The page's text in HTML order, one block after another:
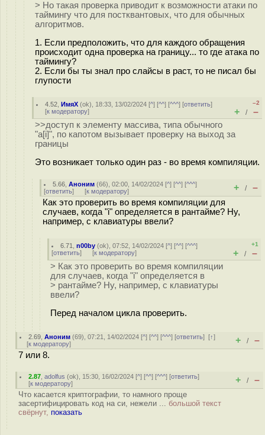
> Но такая проверка приводит к возможности атаки по
таймингу что для постквантовых, что для обычных
алгоритмов.
1. Если предположить, что для каждого обращения
происходит одна проверка на границу... то где атака по
таймингу?
2. Если бы ты знал про слайсы в раст, то не писал бы
глупости
4.52 ,ИмяХ (ok), 18:33, 13/02/2024 [^] [^^] [^^^] [ответить]
[к модератору]
–2
+ / –
>>доступ к элементу массива, типа обычного
"a[i]", по капотом вызывает проверку на выход за
границы
Это возникает только один раз - во время компиляции.
5.66 ,Аноним (66), 02:00, 14/02/2024 [^] [^^] [^^^]
[ответить] [к модератору] + / –
Как это проверить во время компиляции для
случаев, когда "i" определяется в рантайме? Ну,
например, с клавиатуры ввели?
6.71 ,n00by (ok), 07:52, 14/02/2024 [^] [^^] [^^^]
[ответить] [к модератору]
+1
+ / –
> Как это проверить во время компиляции
для случаев, когда "i" определяется в
> рантайме? Ну, например, с клавиатуры
ввели?
Перед началом цикла проверить.
2.69 ,Аноним (69), 07:21, 14/02/2024 [^] [^^] [^^^] [ответить][↑]
[к модератору] + / –
7 или 8.
2.87 ,adolfus (ok), 15:30, 16/02/2024 [^] [^^] [^^^] [ответить]
[к модератору] + / –
Что касается криптографии, то намного проще
засертифицировать код на си, нежели ... большой текст
свёрнут, показать